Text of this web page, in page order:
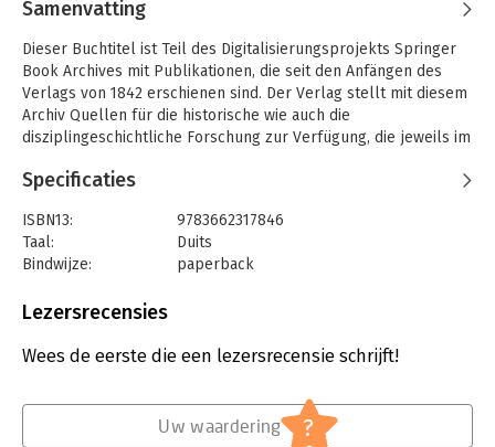
Samenvatting
Dieser Buchtitel ist Teil des Digitalisierungsprojekts Springer
Book Archives mit Publikationen, die seit den Anfängen des
Verlags von 1842 erschienen sind. Der Verlag stellt mit diesem
Archiv Quellen für die historische wie auch die
disziplingeschichtliche Forschung zur Verfügung, die jeweils im
erschien in der Zeit vor 1945 und wird daher in seiner
nicht beworben.
Specificaties
ISBN13:
9783662317846
Taal:
Duits
Bindwijze:
paperback
Uitgever:
Hoofdrubriek:
Leiderschap,Reclame en verkoop
Lezersrecensies
Wees de eerste die een lezersrecensie schrijft!
Uw waardering ?